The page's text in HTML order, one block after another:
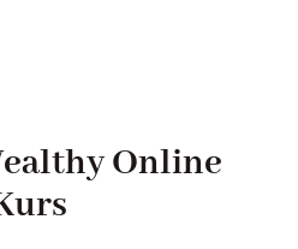
Online